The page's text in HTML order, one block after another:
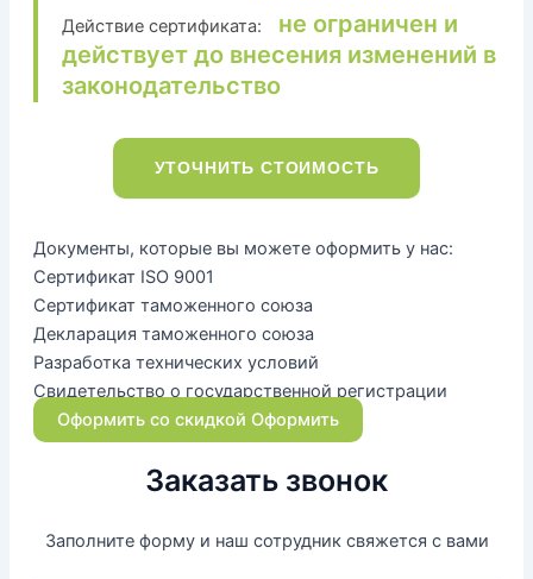
Действие сертификата:
не ограничен и
действует до внесения изменений в
законодательство
УТОЧНИТЬ СТОИМОСТЬ
Документы, которые вы можете оформить у нас:
Сертификат ISO 9001
Сертификат таможенного союза
Декларация таможенного союза
Разработка технических условий
Свидетельство о государственной регистрации
Оформить со скидкой Оформить
Заказать звонок
Заполните форму и наш сотрудник свяжется с вами